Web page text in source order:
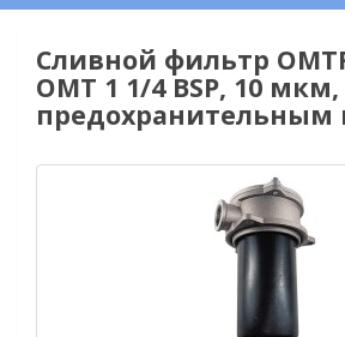
Сливной фильтр
OMT 1 1/4 BSP, 10 мкм,
предохранительным